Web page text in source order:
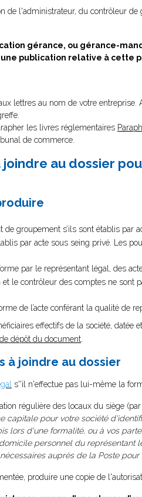
de l'administrateur, du contrôleur
gérance, ou gérance-
publication relative à cette
lettres au nom de votre
les livres réglementaires
de commerce.
au dossier
de groupement s’ils sont établis
par acte sous seing privé. Les
par le représentant légal, des
et le contrôleur des comptes ne sont
de l’acte conférant la qualité de
effectifs de la société, datée
dépôt du document
à joindre au dossier
s''il n'effectue pas lui-même la
régulière des locaux du siège
capitale pour votre société
lors d'une formalité, ou à vos
personnel du représentant
auprès de la Poste
produire une copie de